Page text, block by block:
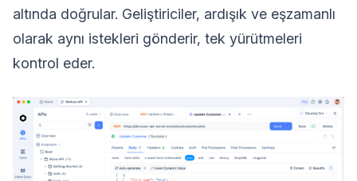
altında doğrular. Geliştiriciler, ardışık ve eşzamanlı
olarak aynı istekleri gönderir, tek yürütmeleri
kontrol eder.